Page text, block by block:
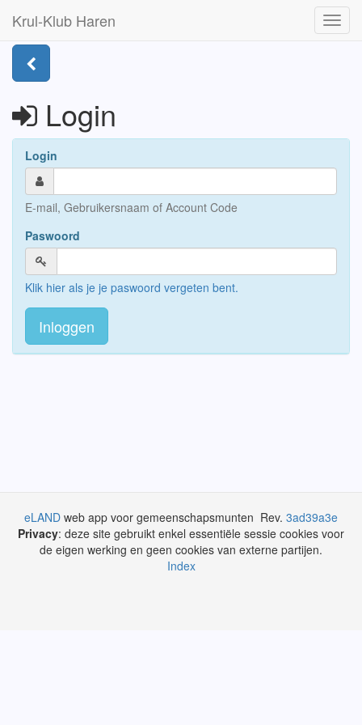
Krul-Klub Haren
Login
Login
E-mail, Gebruikersnaam of Account Code
Paswoord
Klik hier als je je paswoord vergeten bent.
Inloggen
eLAND web app voor gemeenschapsmunten Rev. 3ad39a3e
Privacy: deze site gebruikt enkel essentiële sessie cookies voor
de eigen werking en geen cookies van externe partijen.
Index